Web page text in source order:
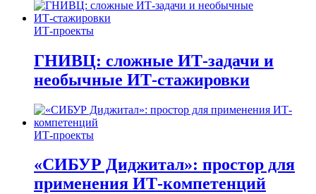
ИТ-проекты
ГНИВЦ: сложные ИТ‑задачи и
необычные ИТ‑стажировки
ИТ-проекты
«СИБУР Диджитал»: простор для
применения ИТ-компетенций